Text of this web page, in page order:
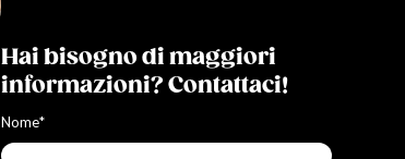
Hai bisogno di maggiori
informazioni? Contattaci!
Nome*